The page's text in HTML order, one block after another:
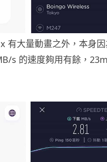
有大量動畫之外，本身
s 的速度夠用有餘，